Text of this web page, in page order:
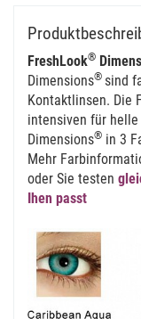
FreshLook®
Dimensions® sind
Kontaktlinsen. Die
intensiven für helle
Dimensions® in 3
Mehr
oder Sie testen
Ihen passt